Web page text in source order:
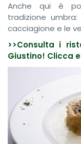
Anche qui è
tradizione
cacciagione e le
>>Consulta i
Giustino! Clicca